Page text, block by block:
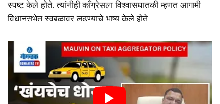
स्पष्ट केले होते. त्यांनीही काँग्रेसला विश्वासघातकी म्हणत आगामी
विधानसभेत स्वबळावर लढण्याचे भाष्य केले होते.